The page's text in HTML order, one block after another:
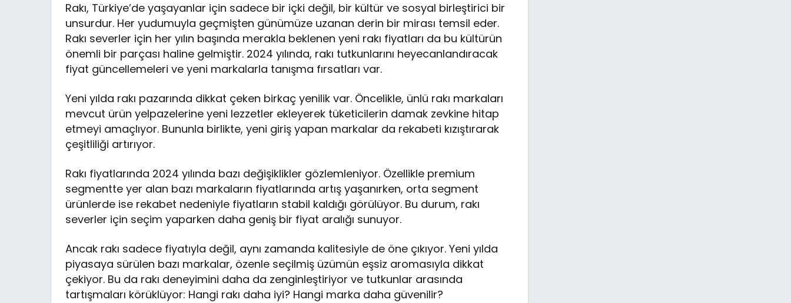
Rakı, Türkiye’de yaşayanlar için sadece bir içki değil, bir kültür ve sosyal birleştirici bir
unsurdur. Her yudumuyla geçmişten günümüze uzanan derin bir mirası temsil eder.
Rakı severler için her yılın başında merakla beklenen yeni rakı fiyatları da bu kültürün
önemli bir parçası haline gelmiştir. 2024 yılında, rakı tutkunlarını heyecanlandıracak
fiyat güncellemeleri ve yeni markalarla tanışma fırsatları var.
Yeni yılda rakı pazarında dikkat çeken birkaç yenilik var. Öncelikle, ünlü rakı markaları
mevcut ürün yelpazelerine yeni lezzetler ekleyerek tüketicilerin damak zevkine hitap
etmeyi amaçlıyor. Bununla birlikte, yeni giriş yapan markalar da rekabeti kızıştırarak
çeşitliliği artırıyor.
Rakı fiyatlarında 2024 yılında bazı değişiklikler gözlemleniyor. Özellikle premium
segmentte yer alan bazı markaların fiyatlarında artış yaşanırken, orta segment
ürünlerde ise rekabet nedeniyle fiyatların stabil kaldığı görülüyor. Bu durum, rakı
severler için seçim yaparken daha geniş bir fiyat aralığı sunuyor.
Ancak rakı sadece fiyatıyla değil, aynı zamanda kalitesiyle de öne çıkıyor. Yeni yılda
piyasaya sürülen bazı markalar, özenle seçilmiş üzümün eşsiz aromasıyla dikkat
çekiyor. Bu da rakı deneyimini daha da zenginleştiriyor ve tutkunlar arasında
tartışmaları körüklüyor: Hangi rakı daha iyi? Hangi marka daha güvenilir?